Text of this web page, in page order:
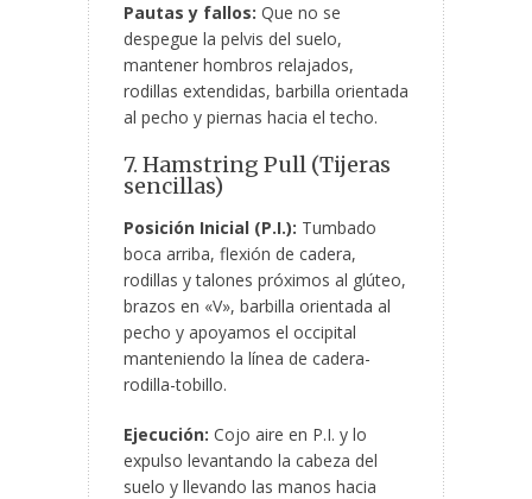
Pautas y fallos: Que no se
despegue la pelvis del suelo,
mantener hombros relajados,
rodillas extendidas, barbilla orientada
al pecho y piernas hacia el techo.
7. Hamstring Pull (Tijeras
sencillas)
Posición Inicial (P.I.): Tumbado
boca arriba, flexión de cadera,
rodillas y talones próximos al glúteo,
brazos en «V», barbilla orientada al
pecho y apoyamos el occipital
manteniendo la línea de cadera-
rodilla-tobillo.
Ejecución: Cojo aire en P.I. y lo
expulso levantando la cabeza del
suelo y llevando las manos hacia